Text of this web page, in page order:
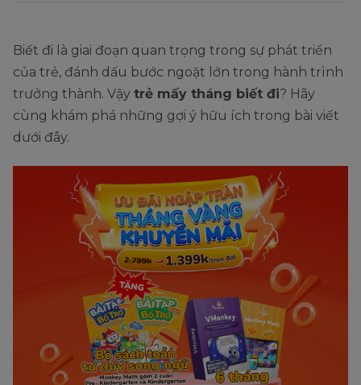
Biết đi là giai đoạn quan trọng trong sự phát triển
của trẻ, đánh dấu bước ngoặt lớn trong hành trình
trưởng thành. Vậy trẻ mấy tháng biết đi? Hãy
cùng khám phá những gợi ý hữu ích trong bài viết
dưới đây.